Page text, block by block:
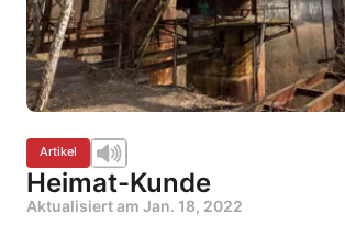
Artikel
Heimat-Kunde
Aktualisiert am Jan. 18, 2022